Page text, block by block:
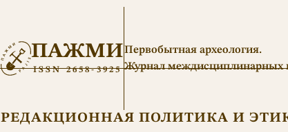
ПАЖМИ
ISSN 2658-3925
Первобытная археология.
Журнал междисциплинарных
РЕДАКЦИОННАЯ ПОЛИТИКА И